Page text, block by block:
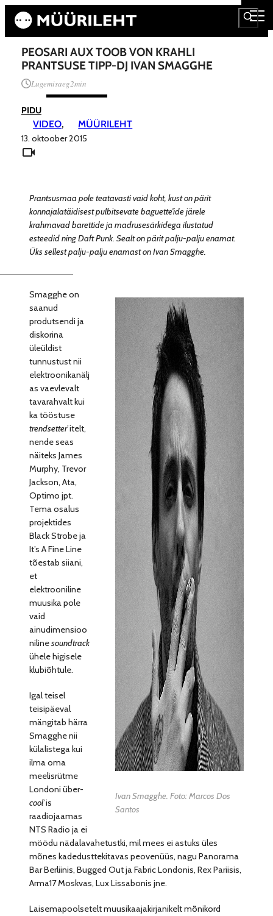
PEOSARI AUX TOOB VON KRAHLI
PRANTSUSE TIPP-DJ IVAN SMAGGHE
Lugemisaeg2min
PIDU
VIDEO, MÜÜRILEHT
13. oktoober 2015
Prantsusmaa pole teatavasti vaid koht, kust on pärit
konnajalatäidisest pulbitsevate baguette’ide järele
krahmavad barettide ja madrusesärkidega ilustatud
esteedid ning Daft Punk. Sealt on pärit palju-palju enamat.
Üks sellest palju-palju enamast on Ivan Smagghe.
Ivan Smagghe. Foto: Marcos Dos
Santos
Smagghe on
saanud
produtsendi ja
diskorina
üleüldist
tunnustust nii
elektroonikanälj
as vaevlevalt
tavarahvalt kui
ka tööstuse
trendsetter’itelt,
nende seas
näiteks James
Murphy, Trevor
Jackson, Ata,
Optimo jpt.
Tema osalus
projektides
Black Strobe ja
It’s A Fine Line
tõestab siiani,
et
elektrooniline
muusika pole
vaid
ainudimensioo
nilinesoundtrack
ühele higisele
klubiõhtule.
Igal teisel
teisipäeval
mängitab härra
Smagghe nii
külalistega kui
ilma oma
meelisrütme
Londoni über-
cool’is
raadiojaamas
NTS Radio ja ei
möödu nädalavahetustki, mil mees ei astuks üles
mõnes kadedusttekitavas peovenüüs, nagu Panorama
Bar Berliinis, Bugged Out ja Fabric Londonis, Rex Pariisis,
Arma17 Moskvas, Lux Lissabonis jne.
Laisemapoolsetelt muusikaajakirjanikelt mõnikord